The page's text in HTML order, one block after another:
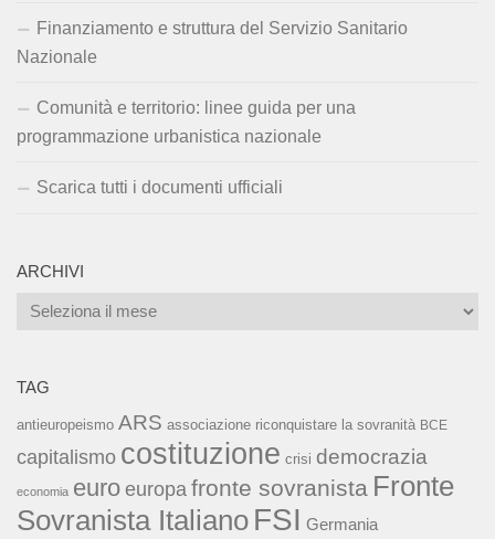
Finanziamento e struttura del Servizio Sanitario
Nazionale
Comunità e territorio: linee guida per una
programmazione urbanistica nazionale
Scarica tutti i documenti ufficiali
ARCHIVI
Archivi
TAG
antieuropeismo ARS associazione riconquistare la sovranità BCE
capitalismo costituzione crisi democrazia
economia euro europa fronte sovranista Fronte
Sovranista Italiano FSI Germania